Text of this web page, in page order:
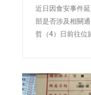
近日因食安事件
部是否涉及相關
哲（4）日前往位
常食用油品並無
彼油」，避免錯誤